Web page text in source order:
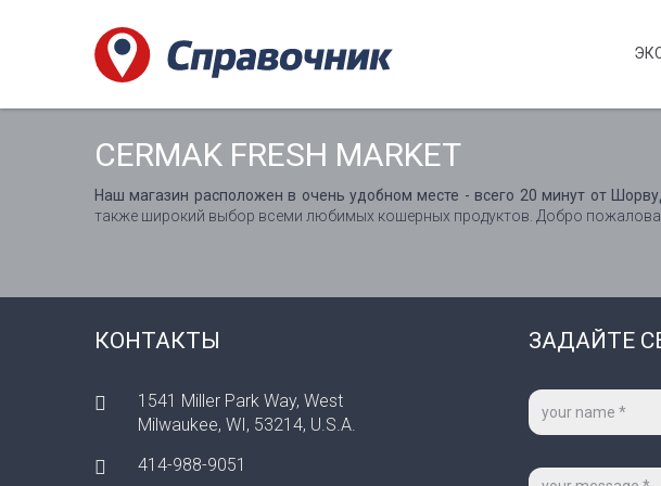
CERMAK FRESH MARKET
Наш магазин расположен в очень удобном месте - всего 20 минут от
также широкий выбор всеми любимых кошерных продуктов. Добро
КОНТАКТЫ
1541 Miller Park Way, West
Milwaukee, WI, 53214, U.S.A.
414-988-9051
ЗАДАЙТЕ
Ваше
имя
Сообщение